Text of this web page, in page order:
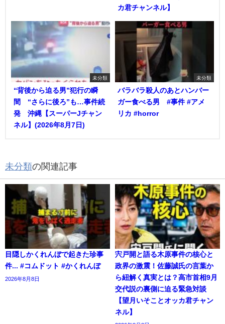
カ君チャンネル】
未分類
“背後から迫る男”犯行の瞬
間 “さらに後ろ”も…事件続
発 沖縄【スーパーJチャン
ネル】(2026年8月7日)
未分類
バラバラ殺人のあとハンバー
ガー食べる男 #事件 #アメ
リカ #horror
未分類の関連記事
目隠しかくれんぼで起きた珍事
件... #コムドット #かくれんぼ
2026年8月8日
宍戸開と語る木原事件の核心と
政界の激震！佐藤誠氏の言葉か
ら紐解く真実とは？高市首相9月
交代説の裏側に迫る緊急対談
【望月いそことオッカ君チャン
ネル】